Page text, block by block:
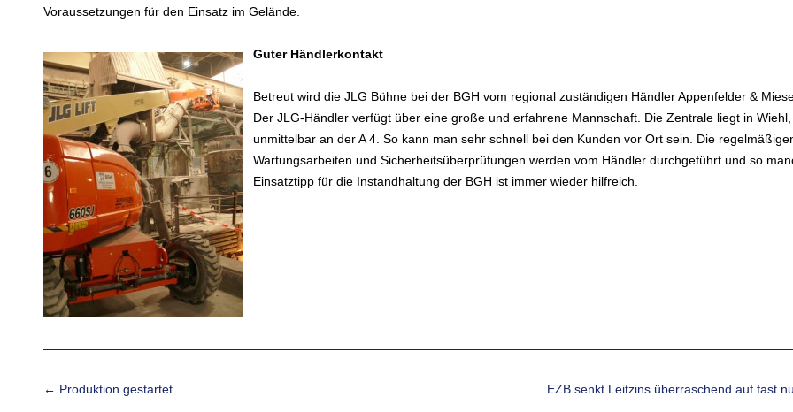
Voraussetzungen für den Einsatz im Gelände.
Guter Händlerkontakt
Betreut wird die JLG Bühne bei der BGH vom regional zuständigen Händler Appenfelder &
Der JLG-Händler verfügt über eine große und erfahrene Mannschaft. Die Zentrale liegt in Wiehl,
unmittelbar an der A 4. So kann man sehr schnell bei den Kunden vor Ort sein. Die
Wartungsarbeiten und Sicherheitsüberprüfungen werden vom Händler durchgeführt und so
Einsatztipp für die Instandhaltung der BGH ist immer wieder hilfreich.
Beitrags-Navigation
← Produktion gestartet EZB senkt Leitzins überraschend auf fast